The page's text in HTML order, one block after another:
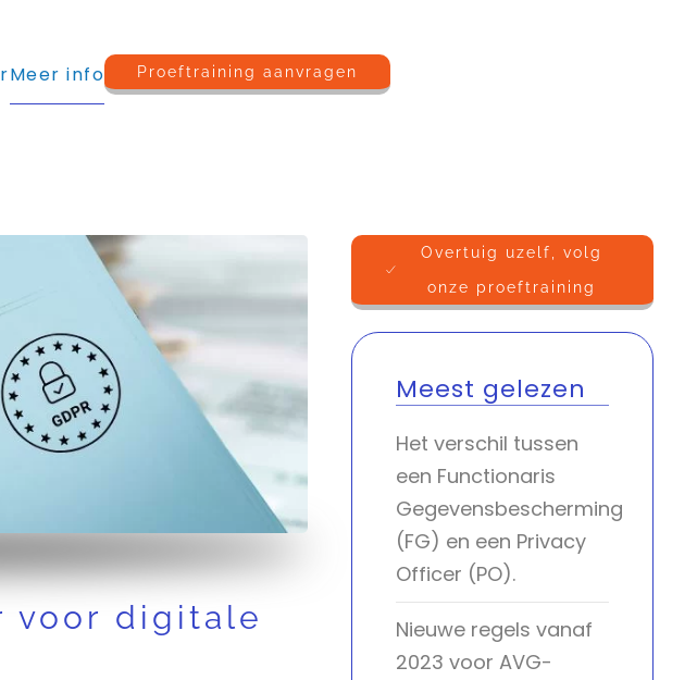
Meer info Proeftraining aanvragen
voor digitale
Overtuig uzelf, volg
onze proeftraining
Meest gelezen
Het verschil tussen
een Functionaris
Gegevensbescherming
(FG) en een Privacy
Officer (PO).
Nieuwe regels vanaf
2023 voor AVG-